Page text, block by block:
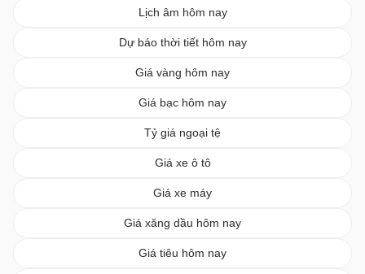
Lịch âm hôm nay
Dự báo thời tiết hôm nay
Giá vàng hôm nay
Giá bạc hôm nay
Tỷ giá ngoại tệ
Giá xe ô tô
Giá xe máy
Giá xăng dầu hôm nay
Giá tiêu hôm nay